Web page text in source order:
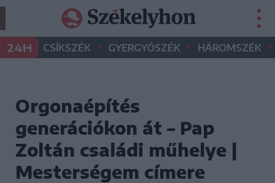
24H CSÍKSZÉK • GYERGYÓSZÉK • HÁROMSZÉK •
Orgonaépítés
generációkon át – Pap
Zoltán családi műhelye |
Mesterségem címere